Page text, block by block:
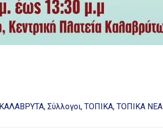
ΚΑΛΑΒΡΥΤΑ Σύλλογοι ΤΟΠΙΚΑ ΤΟΠΙΚΑ ΝΕΑ